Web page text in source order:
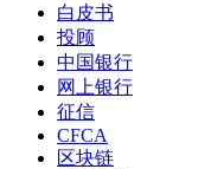
白皮书
投顾
中国银行
网上银行
征信
CFCA
区块链